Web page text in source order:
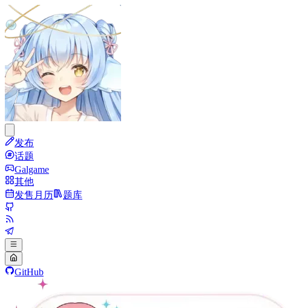
发布
话题
Galgame
其他
发售月历
题库
GitHub